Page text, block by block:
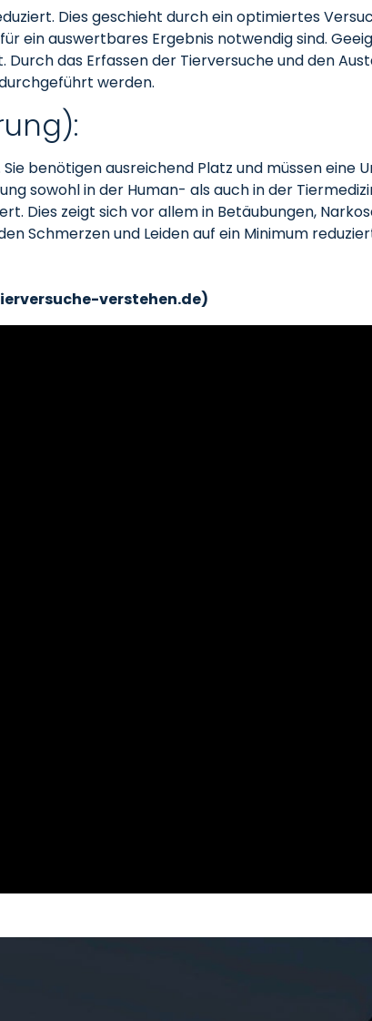
Dies geschieht durch ein optimiertes
ein auswertbares Ergebnis notwendig sind.
das Erfassen der Tierversuche und den
werden.
benötigen ausreichend Platz und müssen eine
sowohl in der Human- als auch in der
Dies zeigt sich vor allem in Betäubungen,
Schmerzen und Leiden auf ein Minimum
verstehen.de)